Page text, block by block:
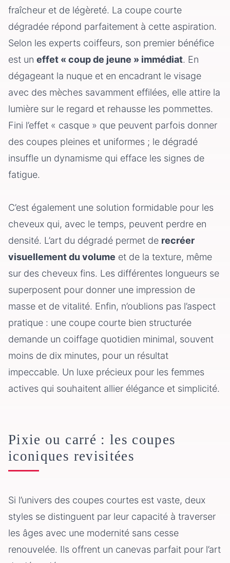
fraîcheur et de légèreté. La coupe courte
dégradée répond parfaitement à cette aspiration.
Selon les experts coiffeurs, son premier bénéfice
est un effet « coup de jeune » immédiat. En
dégageant la nuque et en encadrant le visage
avec des mèches savamment effilées, elle attire la
lumière sur le regard et rehausse les pommettes.
Fini l’effet « casque » que peuvent parfois donner
des coupes pleines et uniformes ; le dégradé
insuffle un dynamisme qui efface les signes de
fatigue.
C’est également une solution formidable pour les
cheveux qui, avec le temps, peuvent perdre en
densité. L’art du dégradé permet de recréer
visuellement du volume et de la texture, même
sur des cheveux fins. Les différentes longueurs se
superposent pour donner une impression de
masse et de vitalité. Enfin, n’oublions pas l’aspect
pratique : une coupe courte bien structurée
demande un coiffage quotidien minimal, souvent
moins de dix minutes, pour un résultat
impeccable. Un luxe précieux pour les femmes
actives qui souhaitent allier élégance et simplicité.
Pixie ou carré : les coupes
iconiques revisitées
Si l’univers des coupes courtes est vaste, deux
styles se distinguent par leur capacité à traverser
les âges avec une modernité sans cesse
renouvelée. Ils offrent un canevas parfait pour l’art